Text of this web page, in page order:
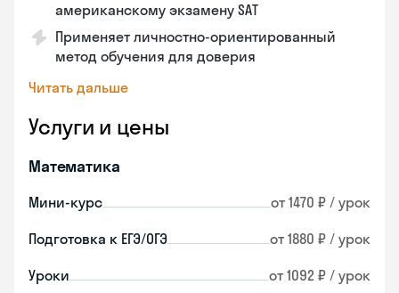
американскому экзамену SAT
Применяет личностно-ориентированный
метод обучения для доверия
Читать дальше
Услуги и цены
Математика
Мини-курс от 1470 ₽ / урок
Подготовка к ЕГЭ/ОГЭ от 1880 ₽ / урок
Уроки от 1092 ₽ / урок